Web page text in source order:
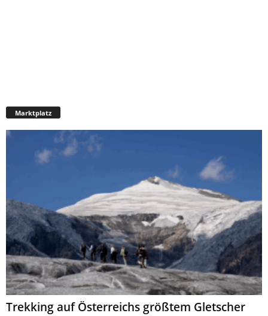
Marktplatz
Trekking auf Österreichs größtem Gletscher